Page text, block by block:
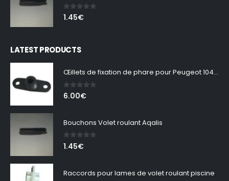
0 out of 5
1.45€
LATEST PRODUCTS
Œillets de fixation de phare pour Peugeot 104 – Lot de 2
0 out of 5
6.00€
Bouchons Volet roulant Aqalis
0 out of 5
1.45€
Raccords pour lames de volet roulant piscine